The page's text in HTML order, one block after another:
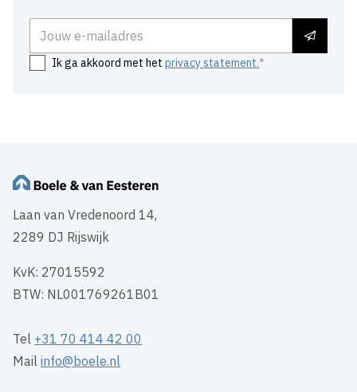
Ik ga akkoord met hetprivacy statement.
Laan van Vredenoord 14,
2289 DJ Rijswijk
KvK: 27015592
BTW: NL001769261B01
Tel +31 70 414 42 00
Mailinfo@boele.nl